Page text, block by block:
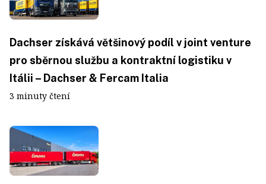
Dachser získává většinový podíl v joint venture
pro sběrnou službu a kontraktní logistiku v
Itálii – Dachser & Fercam Italia
3 minuty čtení